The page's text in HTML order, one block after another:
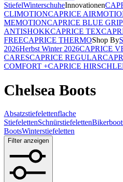
StiefelWinterschuheInnovationen
CLIMOTIONCAPRICE
MEMOTIONCAPRICE BLUE GRIP
ANTISHOKKCAPRICE TEX
FREECAPRICE THERMOShop By
2026Herbst Winter 2026CAPRICE
CARESCAPRICE REGULAR
COMFORT +CAPRICE
Chelsea Boots
Absatzstiefelettenflache
StiefelettenSchnürstiefeletten
BootsWinterstiefeletten
Filter anzeigen